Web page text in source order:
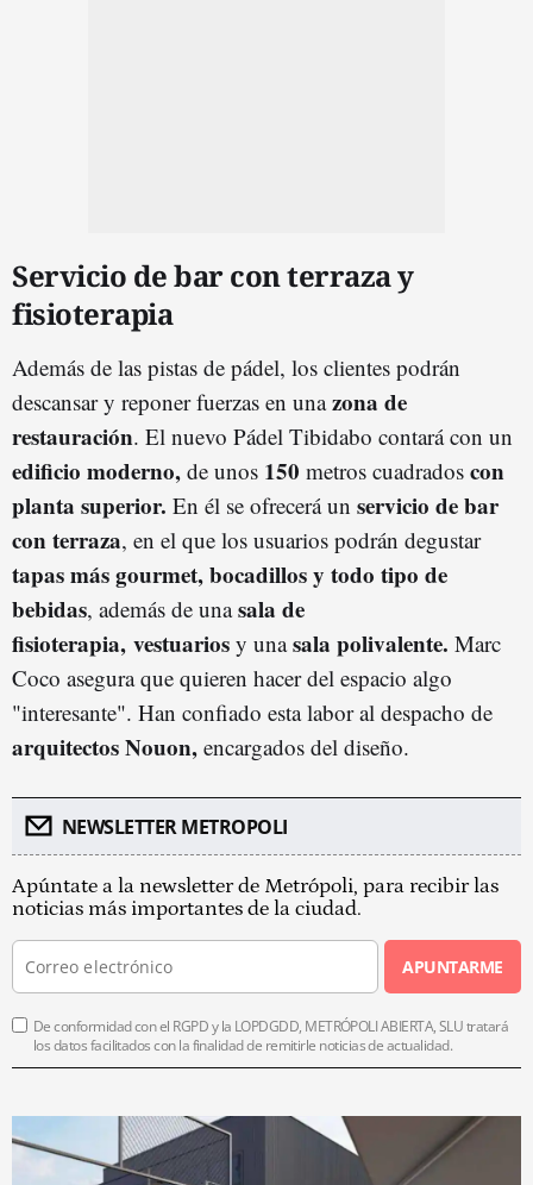
Servicio de bar con terraza y
fisioterapia
Además de las pistas de pádel, los clientes podrán
descansar y reponer fuerzas en unazona de
restauración. El nuevo Pádel Tibidabo contará con un
edificio moderno, de unos 150 metros cuadrados con
planta superior. En él se ofrecerá un servicio de bar
con terraza, en el que los usuarios podrán degustar
tapas más gourmet, bocadillos y todo tipo de
bebidas, además de unasala de
fisioterapia, vestuarios y unasala polivalente. Marc
Coco asegura que quieren hacer del espacio algo
"interesante". Han confiado esta labor al despacho de
arquitectos Nouon, encargados del diseño.
NEWSLETTER METROPOLI
Apúntate a la newsletter de Metrópoli, para recibir las
noticias más importantes de la ciudad.
APUNTARME
De conformidad con el RGPD y la LOPDGDD, METRÓPOLI ABIERTA, SLU tratará
los datos facilitados con la finalidad de remitirle noticias de actualidad.